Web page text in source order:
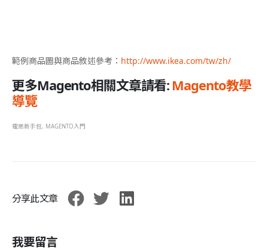
範例商品圖與商品敘述參考： http://www.ikea.com/tw/zh/
更多Magento相關文章請看: Magento教學
導覽
電商新手包, MAGENTO入門
分享此文章
我要留言